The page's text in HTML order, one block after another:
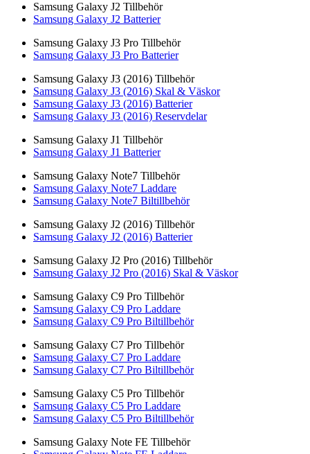
Samsung Galaxy J2 Tillbehör
Samsung Galaxy J2 Batterier
Samsung Galaxy J3 Pro Tillbehör
Samsung Galaxy J3 Pro Batterier
Samsung Galaxy J3 (2016) Tillbehör
Samsung Galaxy J3 (2016) Skal & Väskor
Samsung Galaxy J3 (2016) Batterier
Samsung Galaxy J3 (2016) Reservdelar
Samsung Galaxy J1 Tillbehör
Samsung Galaxy J1 Batterier
Samsung Galaxy Note7 Tillbehör
Samsung Galaxy Note7 Laddare
Samsung Galaxy Note7 Biltillbehör
Samsung Galaxy J2 (2016) Tillbehör
Samsung Galaxy J2 (2016) Batterier
Samsung Galaxy J2 Pro (2016) Tillbehör
Samsung Galaxy J2 Pro (2016) Skal & Väskor
Samsung Galaxy C9 Pro Tillbehör
Samsung Galaxy C9 Pro Laddare
Samsung Galaxy C9 Pro Biltillbehör
Samsung Galaxy C7 Pro Tillbehör
Samsung Galaxy C7 Pro Laddare
Samsung Galaxy C7 Pro Biltillbehör
Samsung Galaxy C5 Pro Tillbehör
Samsung Galaxy C5 Pro Laddare
Samsung Galaxy C5 Pro Biltillbehör
Samsung Galaxy Note FE Tillbehör